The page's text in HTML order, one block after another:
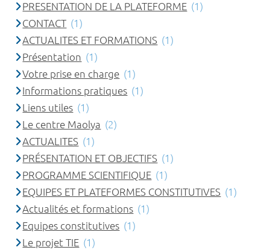
PRESENTATION DE LA PLATEFORME (1)
CONTACT (1)
ACTUALITES ET FORMATIONS (1)
Présentation (1)
Votre prise en charge (1)
Informations pratiques (1)
Liens utiles (1)
Le centre Maolya (2)
ACTUALITES (1)
PRÉSENTATION ET OBJECTIFS (1)
PROGRAMME SCIENTIFIQUE (1)
EQUIPES ET PLATEFORMES CONSTITUTIVES (1)
Actualités et formations (1)
Equipes constitutives (1)
Le projet TIE (1)